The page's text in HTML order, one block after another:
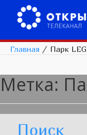
Главная / Парк
Метка:
Поиск